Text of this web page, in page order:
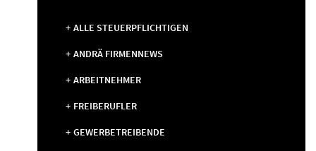
ALLE STEUERPFLICHTIGEN
ANDRÄ FIRMENNEWS
ARBEITNEHMER
FREIBERUFLER
GEWERBETREIBENDE